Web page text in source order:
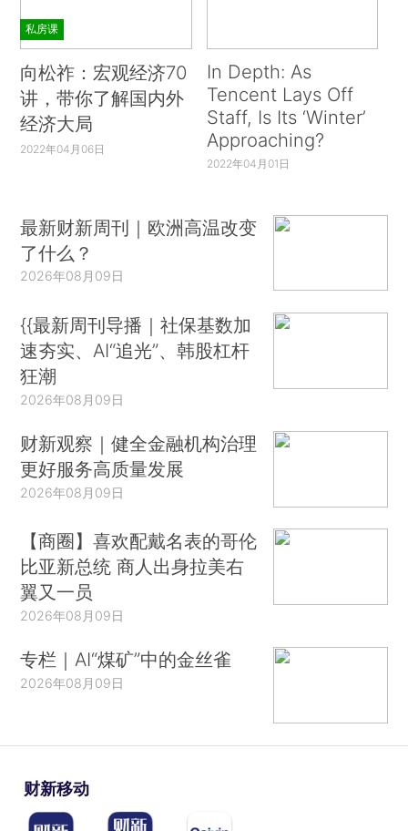
私房课
向松祚：宏观经济70
讲，带你了解国内外
经济大局
2022年04月06日
In Depth: As
Tencent Lays Off
Staff, Is Its ‘Winter’
Approaching?
2022年04月01日
最新财新周刊｜欧洲高温改变
了什么？
2026年08月09日
{{最新周刊导播｜社保基数加
速夯实、AI“追光”、韩股杠杆
狂潮
2026年08月09日
财新观察｜健全金融机构治理
更好服务高质量发展
2026年08月09日
【商圈】喜欢配戴名表的哥伦
比亚新总统 商人出身拉美右
翼又一员
2026年08月09日
专栏｜AI“煤矿”中的金丝雀
2026年08月09日
财新移动